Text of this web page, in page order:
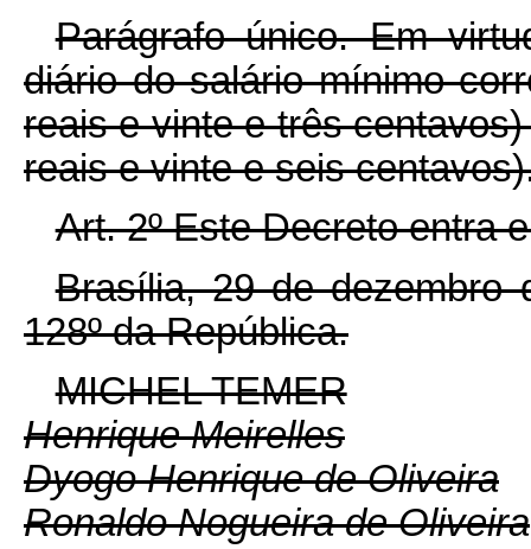
Parágrafo único. Em
diário do salário mínimo
reais e vinte e três
reais e vinte e seis
Art. 2º Este Decreto entra
Brasília, 29 de dezembro
128º da República.
MICHEL TEMER
Henrique Meirelles
Dyogo Henrique de Oliveira
Ronaldo Nogueira de Oliveira